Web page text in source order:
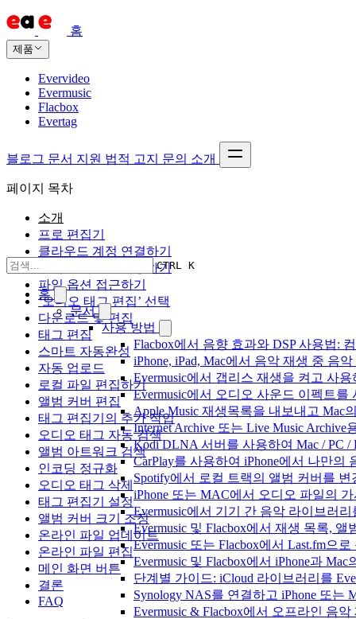
홈
제품
Evervideo
Evermusic
Flacbox
Evertag
블로그 문서 지원 법적 고지 문의 소개
CTRL K
홈
문서
사용 방법
Flacbox에서 음향 효과와 DSP 사용법:
iPhone, iPad, Mac에서 음악 재생 중 음
Evermusic에서 갭리스 재생을 켜고 사
Evermusic에서 오디오 사운드 이펙트
Apple Music 재생목록을 내보내고 Mac
Internet Archive 또는 Live Music
Kodi DLNA 서버를 사용하여 Mac / PC
CarPlay를 사용하여 iPhone에서 나만의
Spotify에서 로컬 트랙의 앨범 커버를
iPhone 또는 MAC에서 오디오 파일의
Evermusic에서 기기 간 음악 라이브러
Evermusic 및 Flacbox에서 재생 목록,
Evermusic 또는 Flacbox에서 Last.fm으
Evermusic 및 Flacbox에서 iPhone과
단계별 가이드: iCloud 라이브러리를
Synology NAS를 연결하고 iPhone 또는
Evermusic & Flacbox에서 오프라인 음
페이지 목차
소개
프로 편집기
클라우드 계정 연결하기
오디오 파일로 이동하기
파일 옵션 접근하기
‘오디오 태그 편집’ 선택
다운로드 및 편집
태그 편집
스마트 자동완성
자동 업로드
로컬 파일 편집하기
앨범 커버 편집
태그 편집기의 추가 작업
오디오 태그 자동 검색
앨범 아트워크 검색
인코딩 정규화
오디오 태그 삭제
태그 편집기 설정
앨범 커버 크기 조정
온라인 파일 업데이트
온라인 파일 편집
메인 화면 버튼
결론
FAQ